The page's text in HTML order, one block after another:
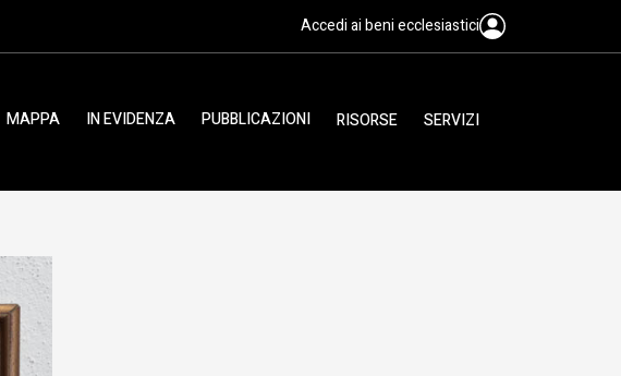
Accedi ai beni ecclesiastici
MAPPA IN EVIDENZA PUBBLICAZIONI RISORSE SERVIZI